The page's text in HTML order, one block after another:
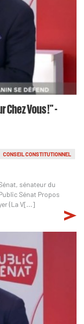
Vous !" -
CONSEIL CONSTITUTIONNEL
sénateur du
Sénat Propos
(La V[...]